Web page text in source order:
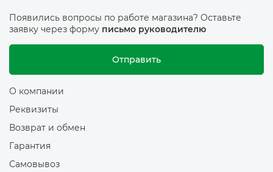
Появились вопросы по работе магазина? Оставьте
заявку через форму письмо руководителю
Отправить
О компании
Реквизиты
Возврат и обмен
Гарантия
Самовывоз